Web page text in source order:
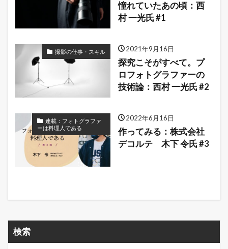
憧れていたあの頃：西
村 一光氏 #1
撮影の仕事・スキル 2021年9月16日
探究こそがすべて。プ
ロフォトグラファーの
技術論：西村 一光氏 #2
連載：フォトグラファ
ーは料理人である
2022年6月16日
作ってみる：株式会社
デコルテ 木下 令氏 #3
検索